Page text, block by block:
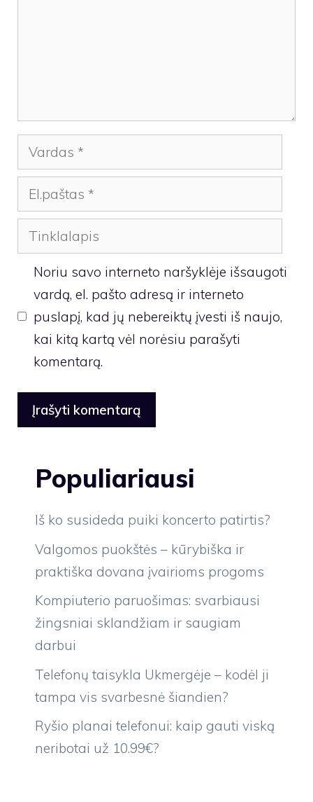
Vardas
El.paštas
Tinklalapis
Noriu savo interneto naršyklėje išsaugoti
vardą, el. pašto adresą ir interneto
puslapį, kad jų nebereiktų įvesti iš naujo,
kai kitą kartą vėl norėsiu parašyti
komentarą.
Populiariausi
Iš ko susideda puiki koncerto patirtis?
Valgomos puokštės – kūrybiška ir
praktiška dovana įvairioms progoms
Kompiuterio paruošimas: svarbiausi
žingsniai sklandžiam ir saugiam
darbui
Telefonų taisykla Ukmergėje – kodėl ji
tampa vis svarbesnė šiandien?
Ryšio planai telefonui: kaip gauti viską
neribotai už 10.99€?